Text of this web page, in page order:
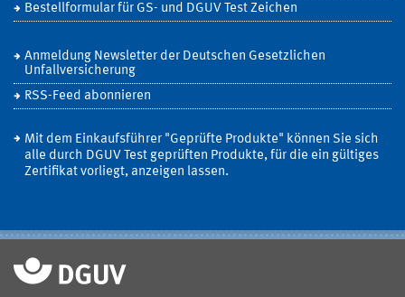
Bestellformular für GS- und DGUV Test Zeichen
Anmeldung Newsletter der Deutschen Gesetzlichen
Unfallversicherung
RSS-Feed abonnieren
Mit dem Einkaufsführer "Geprüfte Produkte" können Sie sich
alle durch DGUV Test geprüften Produkte, für die ein gültiges
Zertifikat vorliegt, anzeigen lassen.